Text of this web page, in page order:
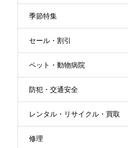
季節特集
セール・割引
ペット・動物病院
防犯・交通安全
レンタル・リサイクル・買取
修理